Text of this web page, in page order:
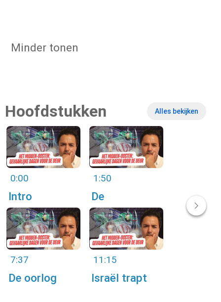
Minder tonen
Hoofdstukken Alles bekijken
Intro
0:00
De
superioriteit
van Israël ten
opzichte van
de Gazanen
1:50
De oorlog
7:37
Israël trapt
11:15